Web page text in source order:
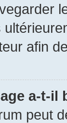
afin
a-t-il
peut